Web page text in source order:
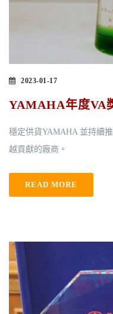
2023-01-17
YAMAHA年度VA
穩定供貨YAMAHA 並持續
越貢獻的廠商。
READ MORE